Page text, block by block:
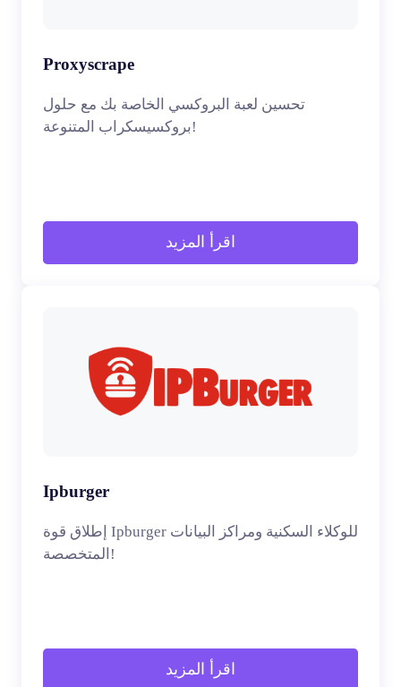
Proxyscrape
تحسين لعبة البروكسي الخاصة بك مع حلول
بروكسيسكراب المتنوعة!
اقرأ المزيد
Ipburger
إطلاق قوة Ipburger للوكلاء السكنية ومراكز البيانات
المتخصصة!
اقرأ المزيد